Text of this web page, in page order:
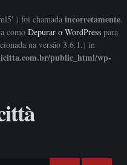
) foi chamada incorretamente.
como Depurar o WordPress para
na versão 3.6.1.) in
public_html/wp-